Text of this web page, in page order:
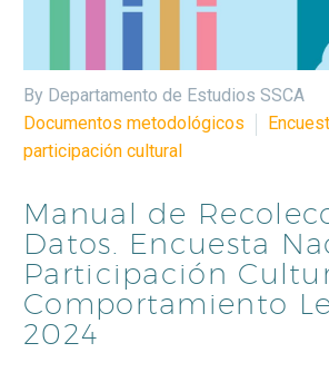
By Departamento de Estudios SSCA
Documentos metodológicos
participación cultural
Manual de
Datos. Encuesta
Participación
Comportamiento
2024